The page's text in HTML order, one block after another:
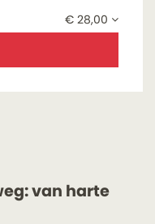
€ 28,00
van harte